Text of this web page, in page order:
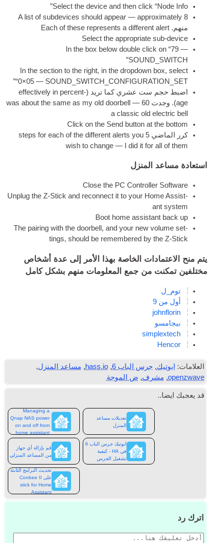
Select the device and then click “Node Info”
A list of sub­devices should appear — approx­im­ately8
منهم.Each of these rep­res­ents a dif­fer­ent alert
Select the appro­pri­ate sub-device
In the box below double click on “79 —
SOUND_SWITCH”
In the sec­tion to the right, in the drop­down box, select
“0×05 — SOUND_SWITCH_CONFIGURATION_SET”
اضبط حجم ست عشري كما تريد (effect­ively in per­cent­
age). وجدت 60
was about the same as my old door­bell —
a clas­sic old elec­tric bell
Click on the Send but­ton at the bottom
كرر الماضي 5
steps for each of the dif­fer­ent alerts you
wish to change — I did it for all of them
استعادة مساعد المنزل
Close the PC Con­trol­ler Software
Unplug the Z‑Stick and recon­nect it to your Home Assist­
ant system
Boot home assist­ant back up
The pair­ing with the door­bell , and your new volume set­
tings, should be remembered by the Z‑Stick
يتم منح الاعتمادات الخاصة بهذا الأمر إلى عدة أشخاص
مختلفين تمكنت من جمع المعلومات منهم بشكل كامل
توم_ل
أول من 9
john­flor­in
بيجامسو
sim­plex­tech
Hen­cor
العلامات: ايوتيك,جرس الباب 6 ,
hass.io
, مساعد المنزل,
openzwave
, مشرف, ض الموجة
قد يعجبك ايضا..
Managing a
Qnap NAS power
on and off from
home assistant
تعديلات مساعد
المنزل
قم بإزالة أي جهاز
من المساعد المنزلي
ايوتيك جرس الباب 6
في HA - كيفية
تشغيل الجرس
تحديث البرامج الثابتة
على Conbee II
stick for Home
Assistant
اترك رد